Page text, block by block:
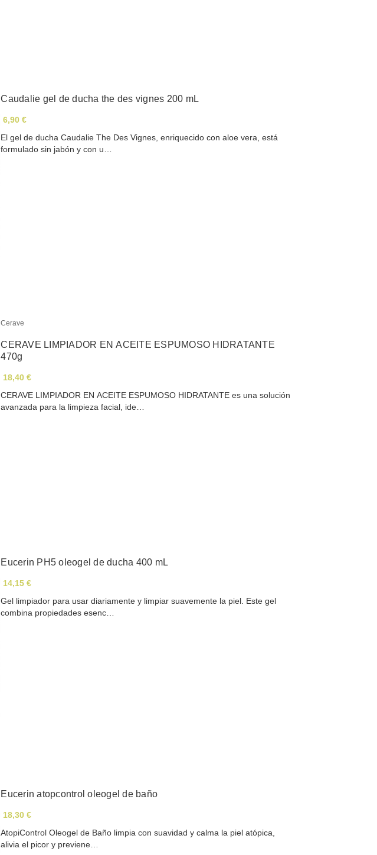
Caudalie gel de ducha the des vignes 200 mL
6,90 €
El gel de ducha Caudalie The Des Vignes, enriquecido con aloe vera, está
formulado sin jabón y con u…
Cerave
CERAVE LIMPIADOR EN ACEITE ESPUMOSO HIDRATANTE
470g
18,40 €
CERAVE LIMPIADOR EN ACEITE ESPUMOSO HIDRATANTE es una solución
avanzada para la limpieza facial, ide…
Eucerin PH5 oleogel de ducha 400 mL
14,15 €
Gel limpiador para usar diariamente y limpiar suavemente la piel. Este gel
combina propiedades esenc…
Eucerin atopcontrol oleogel de baño
18,30 €
AtopiControl Oleogel de Baño limpia con suavidad y calma la piel atópica,
alivia el picor y previene…